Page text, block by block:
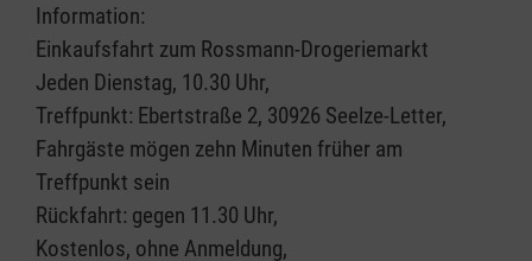
Information:
Einkaufsfahrt zum Rossmann-Drogeriemarkt
Jeden Dienstag, 10.30 Uhr,
Treffpunkt: Ebertstraße 2, 30926 Seelze-Letter,
Fahrgäste mögen zehn Minuten früher am
Treffpunkt sein
Rückfahrt: gegen 11.30 Uhr,
Kostenlos, ohne Anmeldung,